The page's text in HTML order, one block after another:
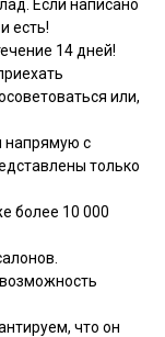
Если написано
есть!
14 дней!
или,
напрямую с
только
более 10 000
что он